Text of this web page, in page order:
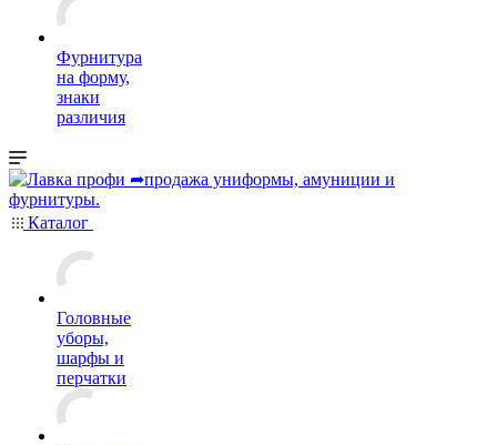
Фурнитура
на форму,
знаки
различия
Каталог
Головные
уборы,
шарфы и
перчатки